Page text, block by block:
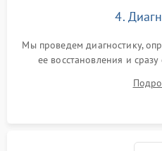
4.
Мы проведем диагностику,
ее восстановления и